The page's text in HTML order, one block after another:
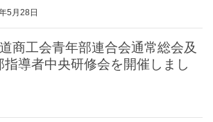
5月28日
商工会青年部連合会通常総会及
指導者中央研修会を開催しまし